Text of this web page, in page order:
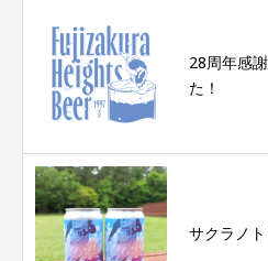
28周年感
た！
サクラノ